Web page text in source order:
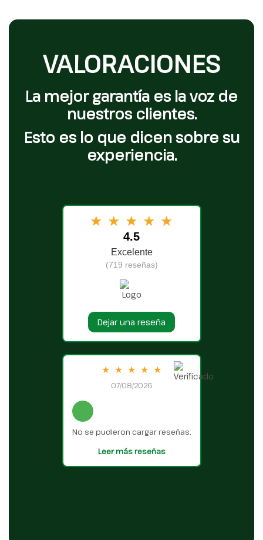
VALORACIONES
La mejor garantía es la voz de
nuestros clientes.
Esto es lo que dicen sobre su
experiencia.
★ ★ ★ ★ ★
4.5
Excelente
(719 reseñas)
Dejar una reseña
★ ★ ★ ★ ★
07/08/2026
No se pudieron cargar reseñas.
Leer más reseñas